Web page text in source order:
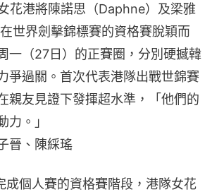
花港將陳諾思（Daphne）及梁雅
世界劍擊錦標賽的資格賽脫穎而
一（27日）的正賽圈，分別硬撼韓
爭過關。首次代表港隊出戰世錦賽
親友見證下發揮超水準，「他們的
力。」
晉、陳綵瑤
成個人賽的資格賽階段，港隊女花